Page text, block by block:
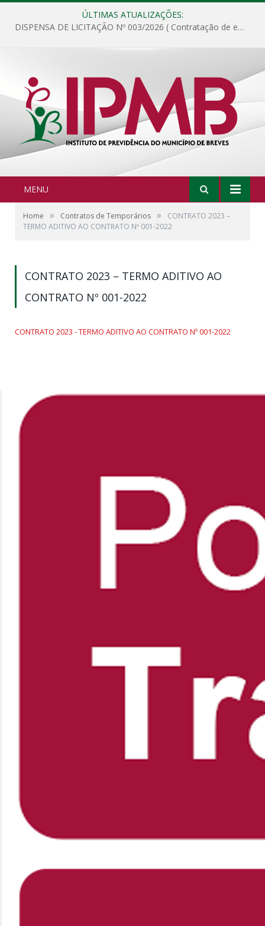
ÚLTIMAS ATUALIZAÇÕES:
DISPENSA DE LICITAÇÃO Nº 003/2026 ( Contratação de empresa para fornecimento de gêneros alimentícios não perecíveis, materiais de expediente, descartáveis, copa e cozinha, para análise e posterior publicação.)
MENU
Home » Contratos de Temporários »
CONTRATO 2023 –
TERMO ADITIVO AO CONTRATO Nº 001-2022
CONTRATO 2023 – TERMO ADITIVO AO
CONTRATO Nº 001-2022
CONTRATO 2023 - TERMO ADITIVO AO CONTRATO Nº 001-2022